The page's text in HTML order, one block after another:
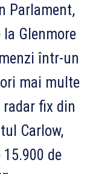
Parlament,
Glenmore
într-un
mai multe
fix din
Carlow,
de